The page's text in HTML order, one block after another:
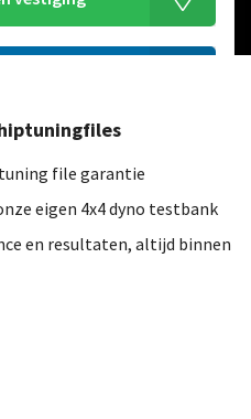
naar een ander model?
file garantie
eigen 4x4 dyno testbank
en resultaten, altijd binnen